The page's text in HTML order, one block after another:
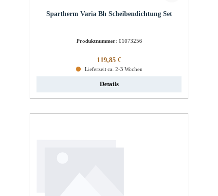
Spartherm Varia Bh Scheibendichtung Set
Produktnummer: 01073256
Regulärer Preis:
119,85 €
Lieferzeit ca. 2-3 Wochen
Details